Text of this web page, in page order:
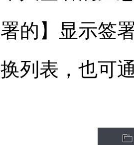
署的】显示签
换列表，也可